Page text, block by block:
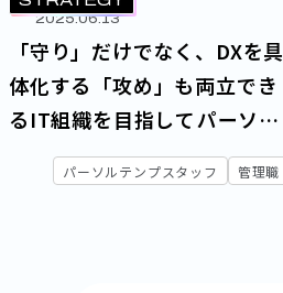
2025.06.13
「守り」だけでなく、DXを具
体化する「攻め」も両立でき
るIT組織を目指して――パーソル
テンプスタッフ「テクノロ
ジー本部」が掲げるミッショ
パーソルテンプスタッフ 管理職